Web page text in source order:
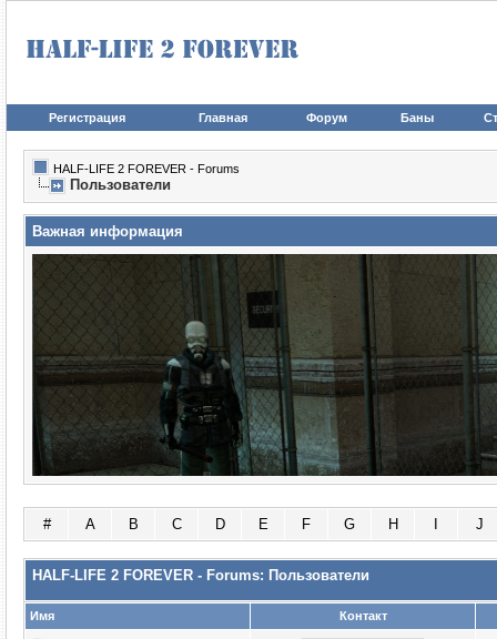
Регистрация Главная Форум Баны
HALF-LIFE 2 FOREVER - Forums
Пользователи
Важная информация
# A B C D E F G H J
HALF-LIFE 2 FOREVER - Forums: Пользователи
Имя Контакт